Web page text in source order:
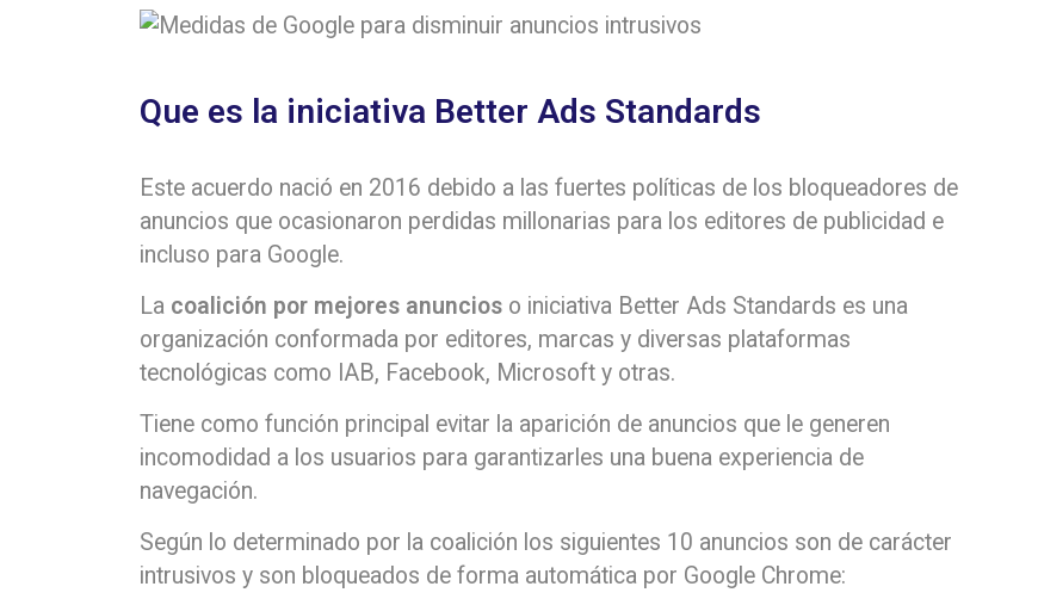
Que es la iniciativa Better Ads Standards
Este acuerdo nació en 2016 debido a las fuertes políticas de los bloqueadores de
anuncios que ocasionaron perdidas millonarias para los editores de publicidad e
incluso para Google.
La coalición por mejores anuncios o iniciativa Better Ads Standards es una
organización conformada por editores, marcas y diversas plataformas
tecnológicas como IAB, Facebook, Microsoft y otras.
Tiene como función principal evitar la aparición de anuncios que le generen
incomodidad a los usuarios para garantizarles una buena experiencia de
navegación.
Según lo determinado por la coalición los siguientes 10 anuncios son de carácter
intrusivos y son bloqueados de forma automática por Google Chrome: